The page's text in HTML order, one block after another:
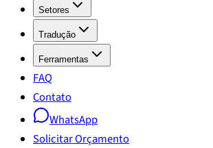
Setores
Tradução
Ferramentas
FAQ
Contato
WhatsApp
Solicitar Orçamento